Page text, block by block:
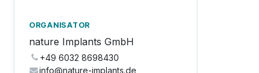
ORGANISATOR
nature Implants GmbH
+49 6032 8698430
info@nature-implants.de